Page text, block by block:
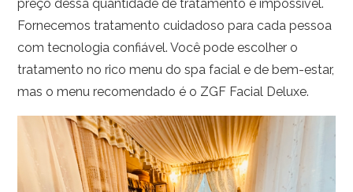
preço dessa quantidade de tratamento é impossível.
Fornecemos tratamento cuidadoso para cada pessoa
com tecnologia confiável. Você pode escolher o
tratamento no rico menu do spa facial e de bem-estar,
mas o menu recomendado é o ZGF Facial Deluxe.